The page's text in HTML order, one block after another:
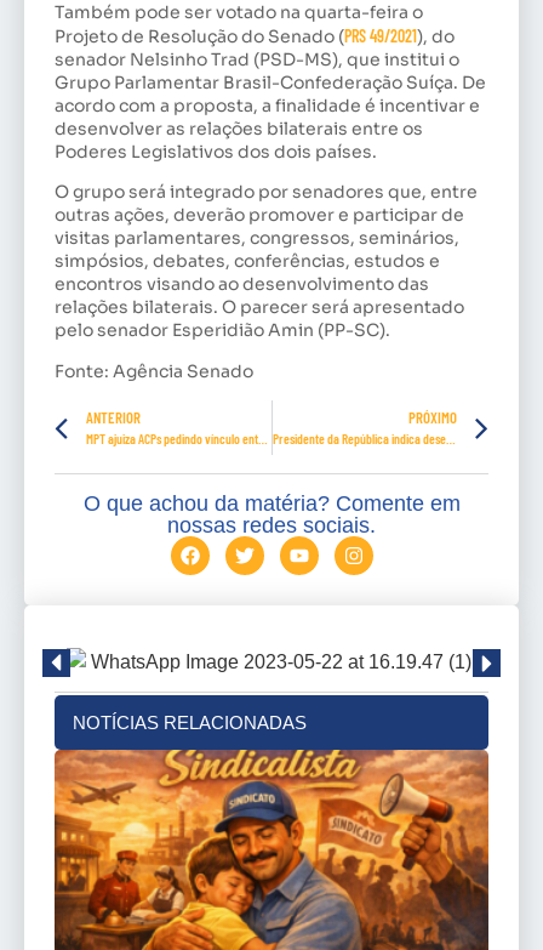
Também pode ser votado na quarta-feira o
Projeto de Resolução do Senado (PRS 49/2021), do
senador Nelsinho Trad (PSD-MS), que institui o
Grupo Parlamentar Brasil-Confederação Suíça. De
acordo com a proposta, a finalidade é incentivar e
desenvolver as relações bilaterais entre os
Poderes Legislativos dos dois países.
O grupo será integrado por senadores que, entre
outras ações, deverão promover e participar de
visitas parlamentares, congressos, seminários,
simpósios, debates, conferências, estudos e
encontros visando ao desenvolvimento das
relações bilaterais. O parecer será apresentado
pelo senador Esperidião Amin (PP-SC).
Fonte: Agência Senado
ANTERIOR PRÓXIMO
Presidente da República indica desembargadora Morgana Richa para o TST
O que achou da matéria? Comente em
nossas redes sociais.
NOTÍCIAS RELACIONADAS